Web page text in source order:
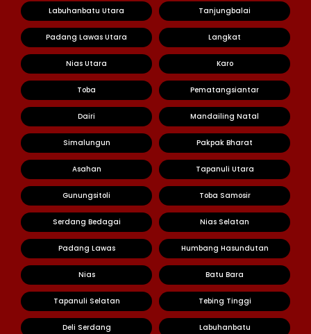
Labuhanbatu Utara Tanjungbalai
Padang Lawas Utara Langkat
Nias Utara Karo
Toba Pematangsiantar
Dairi Mandailing Natal
Simalungun Pakpak Bharat
Asahan Tapanuli Utara
Gunungsitoli Toba Samosir
Serdang Bedagai Nias Selatan
Padang Lawas Humbang Hasundutan
Nias Batu Bara
Tapanuli Selatan Tebing Tinggi
Deli Serdang Labuhanbatu